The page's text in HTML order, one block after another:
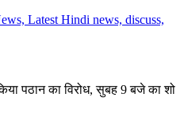
पठान का विरोध, सुबह 9 बजे का शो